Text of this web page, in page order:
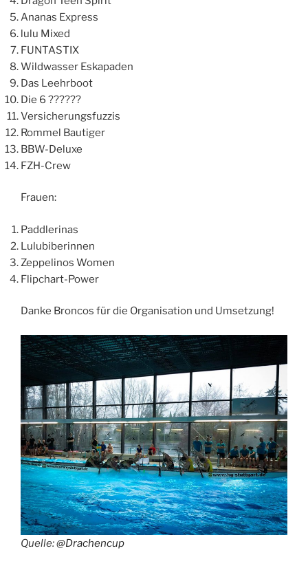
Ananas Express
lulu Mixed
FUNTASTIX
Wildwasser Eskapaden
Das Leehrboot
Die 6 ??????
Versicherungsfuzzis
Rommel Bautiger
BBW-Deluxe
FZH-Crew
Frauen:
Paddlerinas
Lulubiberinnen
Zeppelinos Women
Flipchart-Power
Danke Broncos für die Organisation und Umsetzung!
Quelle:@Drachencup